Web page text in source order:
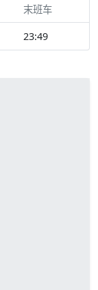
末班车
23:49